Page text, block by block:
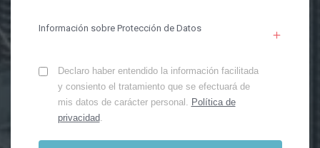
Información sobre Protección de Datos
Declaro haber entendido la información facilitada
y consiento el tratamiento que se efectuará de
mis datos de carácter personal. Política de
privacidad.